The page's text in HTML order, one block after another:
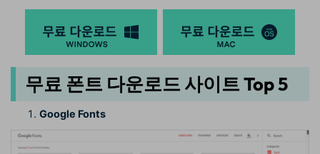
무료 폰트 다운로드 사이트 Top 5
Google Fonts